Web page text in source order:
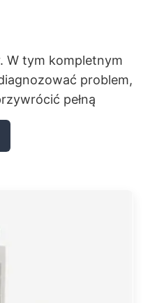
W tym kompletnym
problem,
pełną